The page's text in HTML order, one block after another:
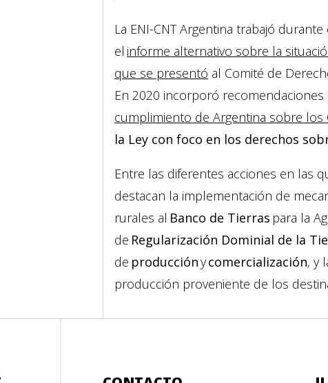
La ENI-CNT Argentina trabajó
el informe alternativo sobre la
que se presentó al Comité de
En 2020 incorporó
cumplimiento de Argentina sobre los
la Ley con foco en los derechos
Entre las diferentes acciones en las
destacan la implementación de
rurales al Banco de Tierras para la
de Regularización Dominial de la
de producciónycomercialización, y
producción proveniente de los